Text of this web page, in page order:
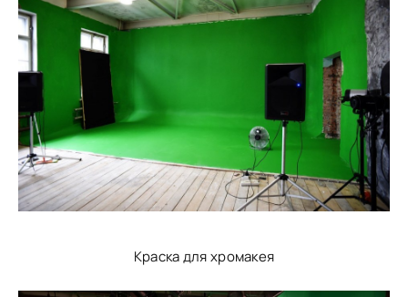
Краска для хромакея